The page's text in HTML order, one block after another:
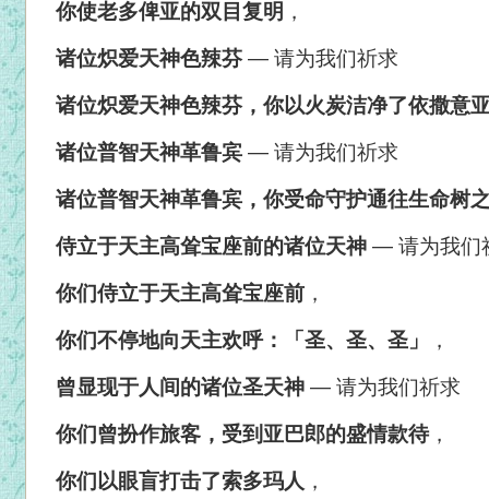
你使老多俾亚的双目复明 ，
诸位炽爱天神色辣芬— 请为我们祈求
诸位炽爱天神色辣芬，你以火炭洁净了依撒意
诸位普智天神革鲁宾 — 请为我们祈求
诸位普智天神革鲁宾，你受命守护通往生命树
侍立于天主高耸宝座前的诸位天神 — 请为我们
你们侍立于天主高耸宝座前 ，
你们不停地向天主欢呼：「圣、圣、圣」 ，
曾显现于人间的诸位圣天神 — 请为我们祈求
你们曾扮作旅客，受到亚巴郎的盛情款待，
你们以眼盲打击了索多玛人 ，